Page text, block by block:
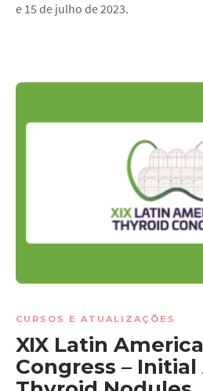
e 15 de julho de 2023.
CURSOS E ATUALIZAÇÕES
XIX Latin
Congress –